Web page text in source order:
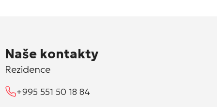
Naše kontakty
Rezidence
+995 551 50 18 84